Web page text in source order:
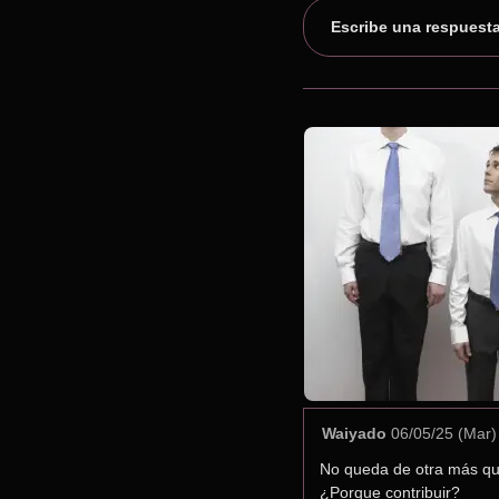
Escribe una
Waiyado 06/05/25
No queda de otra más
¿Porque contribuir?